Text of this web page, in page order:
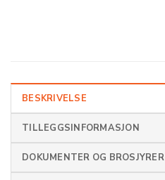
BESKRIVELSE
TILLEGGSINFORMASJON
DOKUMENTER OG BROSJYRER